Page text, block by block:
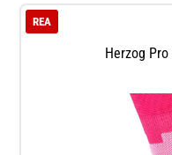
Herzog
REA